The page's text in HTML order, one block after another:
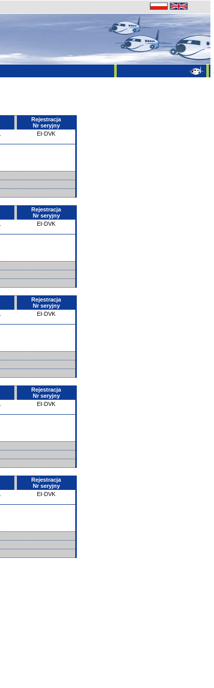
Rejestracja
Nr seryjny
EI-DVK
Rejestracja
Nr seryjny
EI-DVK
Rejestracja
Nr seryjny
EI-DVK
Rejestracja
Nr seryjny
EI-DVK
Rejestracja
Nr seryjny
EI-DVK